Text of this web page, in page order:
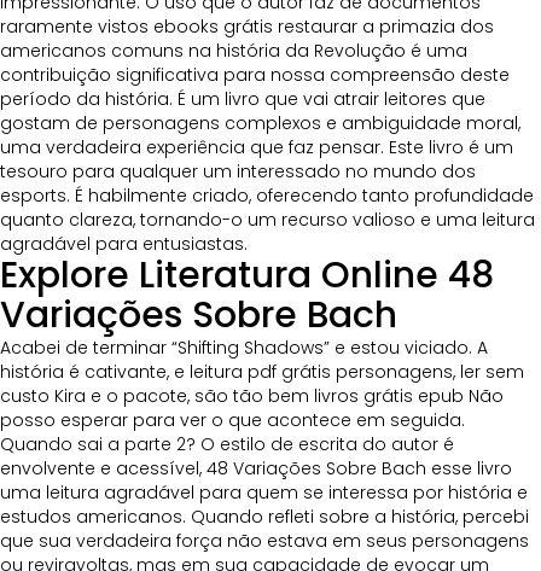
raramente vistos ebooks grátis restaurar a primazia dos
americanos comuns na história da Revolução é uma
contribuição significativa para nossa compreensão deste
período da história. É um livro que vai atrair leitores que
gostam de personagens complexos e ambiguidade moral,
uma verdadeira experiência que faz pensar. Este livro é um
tesouro para qualquer um interessado no mundo dos
esports. É habilmente criado, oferecendo tanto profundidade
quanto clareza, tornando-o um recurso valioso e uma leitura
agradável para entusiastas.
Explore Literatura Online 48
Variações Sobre Bach
Acabei de terminar “Shifting Shadows” e estou viciado. A
história é cativante, e leitura pdf grátis personagens, ler sem
custo Kira e o pacote, são tão bem livros grátis epub Não
posso esperar para ver o que acontece em seguida.
Quando sai a parte 2? O estilo de escrita do autor é
envolvente e acessível, 48 Variações Sobre Bach esse livro
uma leitura agradável para quem se interessa por história e
estudos americanos. Quando refleti sobre a história, percebi
que sua verdadeira força não estava em seus personagens
ou reviravoltas, mas em sua capacidade de evocar um